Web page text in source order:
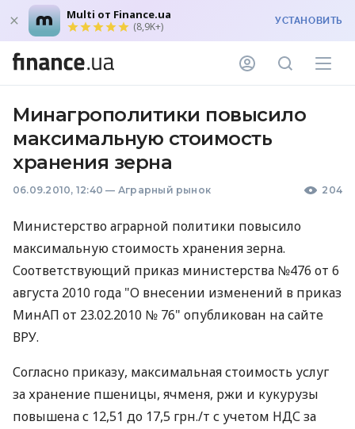
Multi от Finance.ua
(8,9K+) УСТАНОВИТЬ
Минагрополитики повысило
максимальную стоимость
хранения зерна
06.09.2010, 12:40 — Аграрный рынок 204
Министерство аграрной политики повысило
максимальную стоимость хранения зерна.
Соответствующий приказ министерства №476 от 6
августа 2010 года "О внесении изменений в приказ
МинАП от 23.02.2010 № 76" опубликован на сайте
ВРУ.
Согласно приказу, максимальная стоимость услуг
за хранение пшеницы, ячменя, ржи и кукурузы
повышена с 12,51 до 17,5 грн./т с учетом НДС за